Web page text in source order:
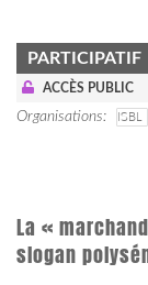
PARTICIPATIF
ACCÈS PUBLIC
Organisations ISBL
La «
slogan